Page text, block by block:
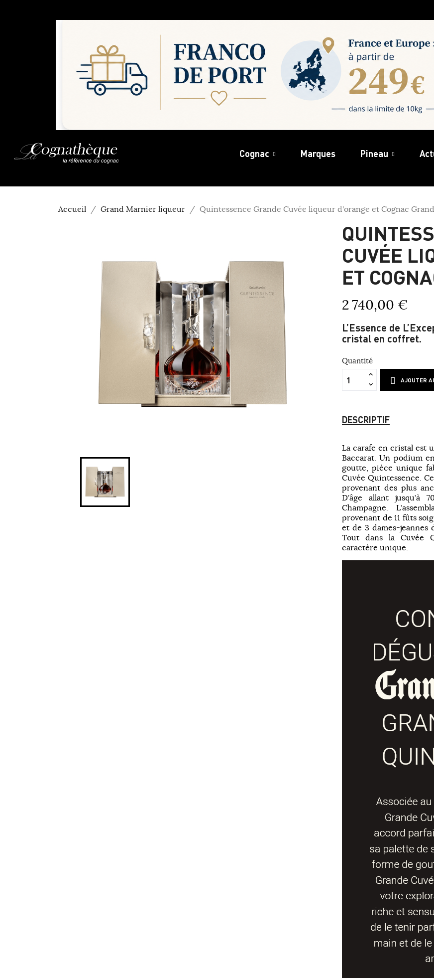
Cognac Marques Pineau
Accueil Grand Marnier liqueur Quintessence Grande Cuvée liqueur d'orange et Cognac
CUVÉE
ET
2 740,00 €
L’Essence de
cristal en coffret.
Quantité
AJOUTER
DESCRIPTIF
La carafe en cristal est
Baccarat. Un podium
goutte, pièce unique
Cuvée Quintessence.
provenant des plus
D’âge allant jusqu’à
Champagne.
provenant de 11 fûts
et de 3 dames-jeannes
Tout dans la Cuvée
caractère unique.